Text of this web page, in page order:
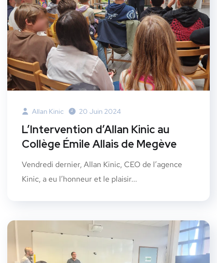
Allan Kinic 20 Juin 2024
L’Intervention d’Allan Kinic au
Collège Émile Allais de Megève
Vendredi dernier, Allan Kinic, CEO de l’agence
Kinic, a eu l’honneur et le plaisir...